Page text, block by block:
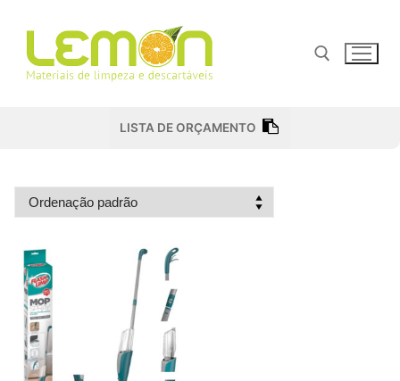
para
conteúdo
Pesquisar por:
LISTA DE ORÇAMENTO